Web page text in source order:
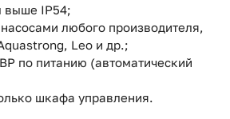
выше IP54;
любого производителя,
Leo и др.;
по питанию (автоматический
шкафа управления.